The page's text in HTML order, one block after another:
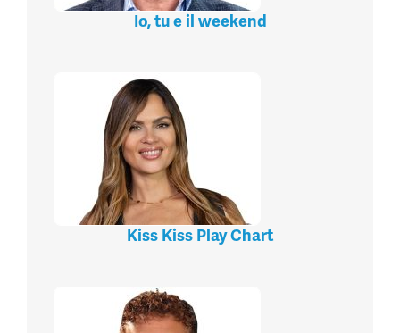
Io, tu e il weekend
Kiss Kiss Play Chart